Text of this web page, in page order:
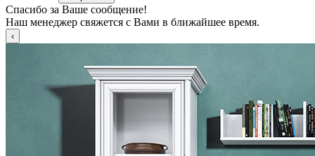
Спасибо за Ваше сообщение!
Наш менеджер свяжется с Вами в ближайшее время.